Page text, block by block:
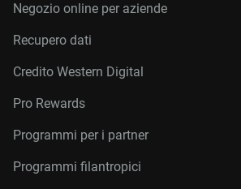
Negozio online per aziende
Recupero dati
Credito Western Digital
Pro Rewards
Programmi per i partner
Programmi filantropici